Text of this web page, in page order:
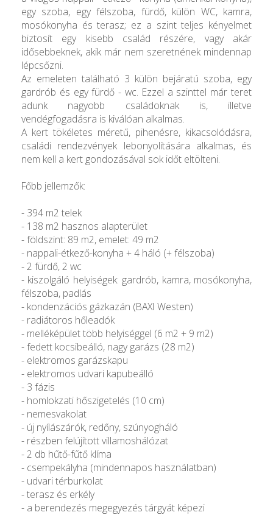
egy szoba, egy félszoba, fürdő, külön WC, kamra,
mosókonyha és terasz; ez a szint teljes kényelmet
biztosít egy kisebb család részére, vagy akár
idősebbeknek, akik már nem szeretnének mindennap
lépcsőzni.
Az emeleten található 3 külön bejáratú szoba, egy
gardrób és egy fürdő - wc. Ezzel a szinttel már teret
adunk nagyobb családoknak is, illetve
vendégfogadásra is kiválóan alkalmas.
A kert tökéletes méretű, pihenésre, kikacsolódásra,
családi rendezvények lebonyolítására alkalmas, és
nem kell a kert gondozásával sok időt eltölteni.
Főbb jellemzők:
- 394 m2 telek
- 138 m2 hasznos alapterület
- földszint: 89 m2, emelet: 49 m2
- nappali-étkező-konyha + 4 háló (+ félszoba)
- 2 fürdő, 2 wc
- kiszolgáló helyiségek: gardrób, kamra, mosókonyha,
félszoba, padlás
- kondenzációs gázkazán (BAXI Westen)
- radiátoros hőleadók
- melléképület több helyiséggel (6 m2 + 9 m2)
- fedett kocsibeálló, nagy garázs (28 m2)
- elektromos garázskapu
- elektromos udvari kapubeálló
- 3 fázis
- homlokzati hőszigetelés (10 cm)
- nemesvakolat
- új nyílászárók, redőny, szúnyogháló
- részben felújított villamoshálózat
- 2 db hűtő-fűtő klíma
- csempekályha (mindennapos használatban)
- udvari térburkolat
- terasz és erkély
- a berendezés megegyezés tárgyát képezi